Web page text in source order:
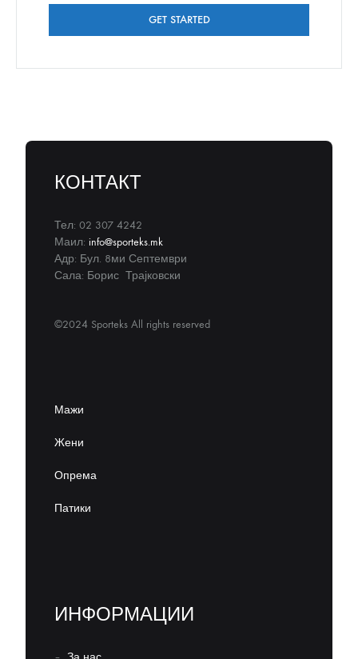
GET STARTED
КОНТАКТ
Тел: 02 307 4242
Маил: info@sporteks.mk
Адр: Бул. 8ми Септември
Сала: Борис Трајковски
©2024 Sporteks All rights reserved
Мажи
Жени
Опрема
Патики
ИНФОРМАЦИИ